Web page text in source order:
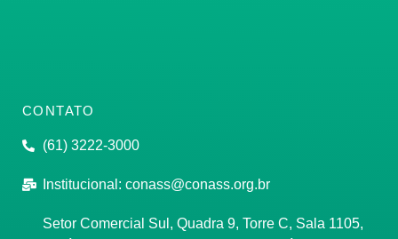
CONTATO
(61) 3222-3000
Institucional: conass@conass.org.br
Setor Comercial Sul, Quadra 9, Torre C, Sala 1105,